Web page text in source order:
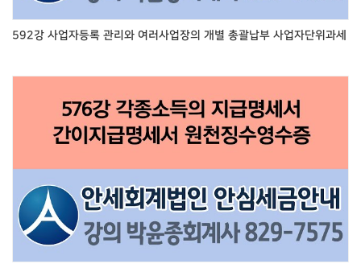
592강 사업자등록 관리와 여러사업장의 개별 총괄납부 사업자단위과세